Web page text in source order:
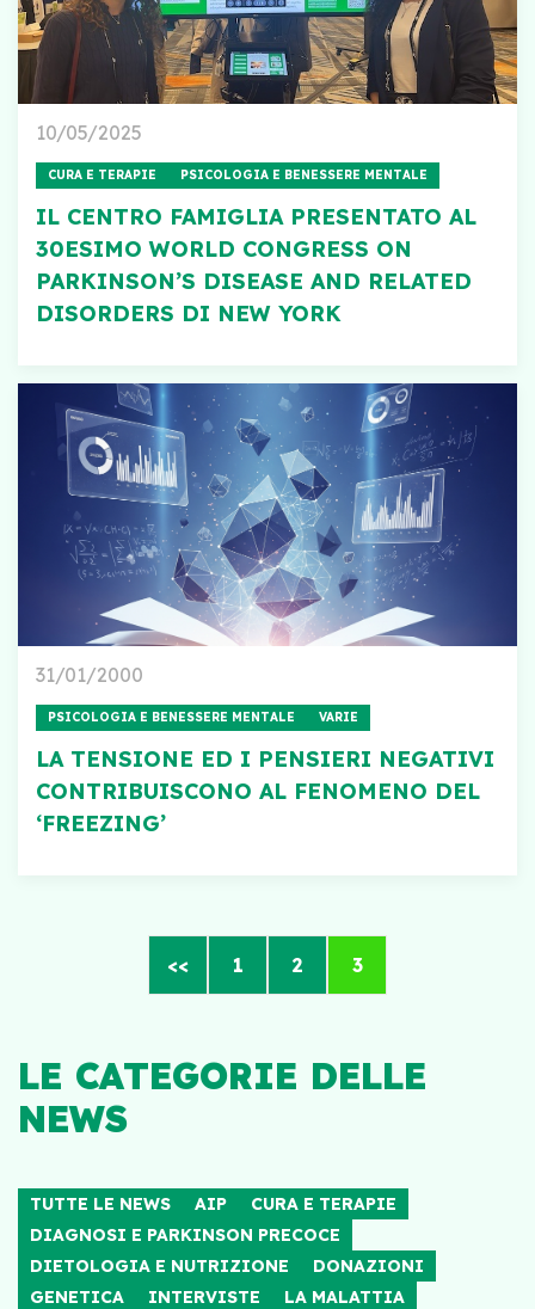
10/05/2025
CURA E TERAPIE PSICOLOGIA E BENESSERE MENTALE
IL CENTRO FAMIGLIA PRESENTATO AL
30ESIMO WORLD CONGRESS ON
PARKINSON’S DISEASE AND RELATED
DISORDERS DI NEW YORK
31/01/2000
PSICOLOGIA E BENESSERE MENTALE VARIE
LA TENSIONE ED I PENSIERI NEGATIVI
CONTRIBUISCONO AL FENOMENO DEL
‘FREEZING’
<< 1 2 3
LE CATEGORIE DELLE
NEWS
TUTTE LE NEWS AIP
CURA E TERAPIE
DIAGNOSI E PARKINSON PRECOCE
DIETOLOGIA E NUTRIZIONE
DONAZIONI
GENETICA
INTERVISTE
LA MALATTIA